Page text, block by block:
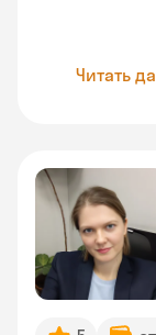
Читать